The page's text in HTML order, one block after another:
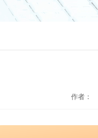
作者：